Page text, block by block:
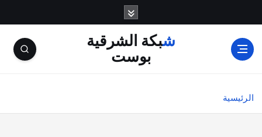
ل
شبكة الشرقية
بوست
الرئيسية